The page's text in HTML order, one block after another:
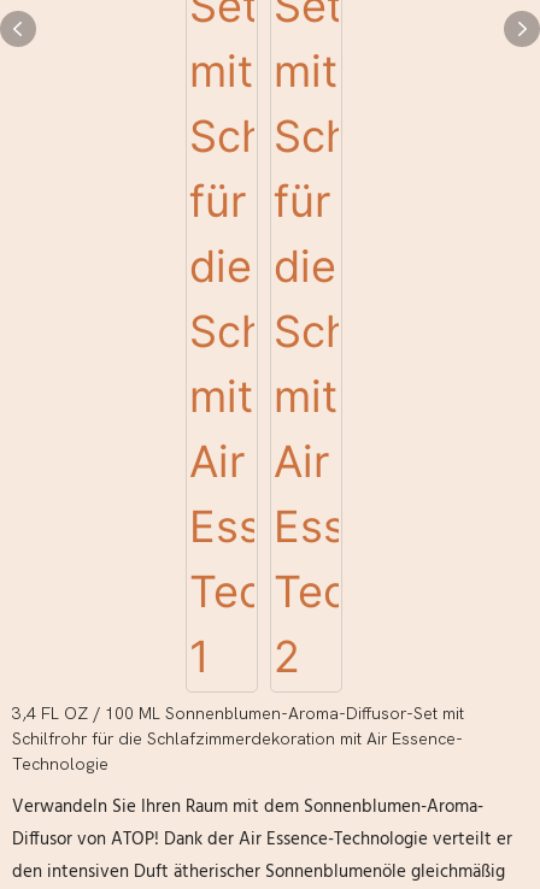
3,4 FL OZ / 100 ML Sonnenblumen-Aroma-Diffusor-Set mit
Schilfrohr für die Schlafzimmerdekoration mit Air Essence-
Technologie
Verwandeln Sie Ihren Raum mit dem Sonnenblumen-Aroma-
Diffusor von ATOP! Dank der Air Essence-Technologie verteilt er
den intensiven Duft ätherischer Sonnenblumenöle gleichmäßig